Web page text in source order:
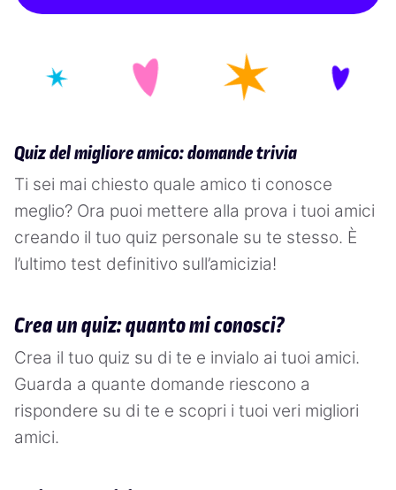
Quiz del migliore amico: domande trivia
Ti sei mai chiesto quale amico ti conosce
meglio? Ora puoi mettere alla prova i tuoi amici
creando il tuo quiz personale su te stesso. È
l’ultimo test definitivo sull’amicizia!
Crea un quiz: quanto mi conosci?
Crea il tuo quiz su di te e invialo ai tuoi amici.
Guarda a quante domande riescono a
rispondere su di te e scopri i tuoi veri migliori
amici.